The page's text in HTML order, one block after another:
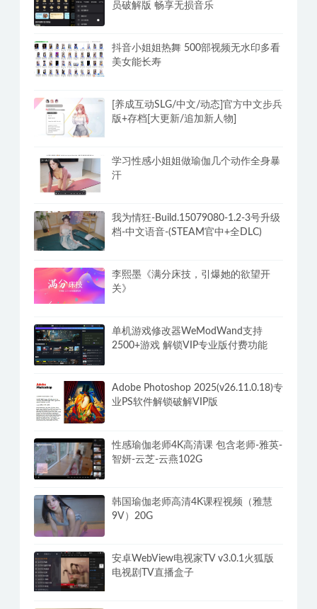
员破解版 畅享无损音乐
抖音小姐姐热舞 500部视频无水印多看
美女能长寿
[养成互动SLG/中文/动态]官方中文步兵
版+存档[大更新/追加新人物]
学习性感小姐姐做瑜伽几个动作全身暴
汗
我为情狂-Build.15079080-1.2-3号升级
档-中文语音-(STEAM官中+全DLC)
李熙墨《满分床技，引爆她的欲望开
关》
单机游戏修改器WeModWand支持
2500+游戏 解锁VIP专业版付费功能
Adobe Photoshop 2025(v26.11.0.18)专
业PS软件解锁破解VIP版
性感瑜伽老师4K高清课 包含老师-雅英-
智妍-云芝-云燕102G
韩国瑜伽老师高清4K课程视频（雅慧
9V）20G
安卓WebView电视家TV v3.0.1火狐版
电视剧TV直播盒子